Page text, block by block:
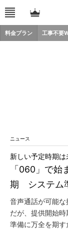
料金プラン 工事不要
ニュース
「060」で始
期 システム
新しい予定時期は
音声通話が可能
だが、提供開始
準備に万全を期す